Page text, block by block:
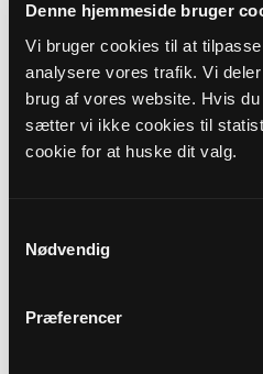
Denne hjemmeside bruger
Vi bruger cookies til at
analysere vores trafik. Vi
brug af vores website. Hvis du
sætter vi ikke cookies til
cookie for at huske dit valg.
Nødvendig
Præferencer
Kenneth